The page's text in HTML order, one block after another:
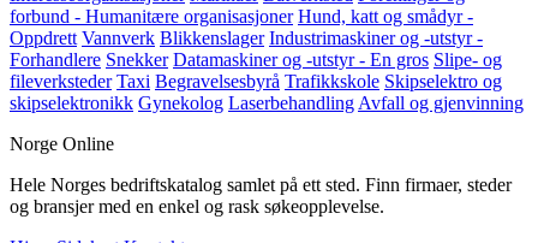
forbund - Humanitære organisasjoner Hund, katt og smådyr -
Oppdrett Vannverk Blikkenslager Industrimaskiner og -utstyr -
Forhandlere Snekker Datamaskiner og -utstyr - En gros Slipe- og
fileverksteder Taxi Begravelsesbyrå Trafikkskole Skipselektro og
skipselektronikk Gynekolog Laserbehandling Avfall og gjenvinning
Norge Online
Hele Norges bedriftskatalog samlet på ett sted. Finn firmaer, steder
og bransjer med en enkel og rask søkeopplevelse.